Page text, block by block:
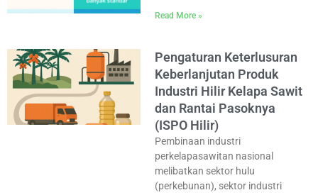
Read More »
Pengaturan Keterlusuran
Keberlanjutan Produk
Industri Hilir Kelapa Sawit
dan Rantai Pasoknya
(ISPO Hilir)
Pembinaan industri
perkelapasawitan nasional
melibatkan sektor hulu
(perkebunan), sektor industri